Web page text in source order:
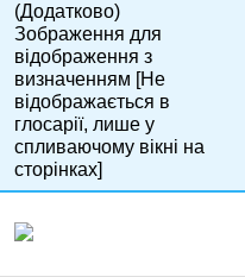
(Додатково)
Зображення для
відображення з
визначенням [Не
відображається в
глосарії, лише у
спливаючому вікні на
сторінках]